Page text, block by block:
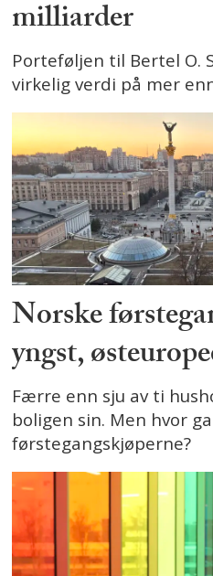
milliarder
Porteføljen til Bertel O.
virkelig verdi på mer
Norske
yngst,
Færre enn sju av ti
boligen sin. Men hvor
førstegangskjøperne?